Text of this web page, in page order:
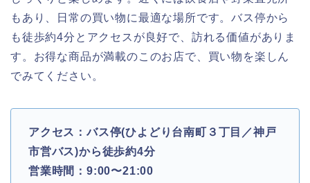
もあり、日常の買い物に最適な場所です。バス停から
も徒歩約4分とアクセスが良好で、訪れる価値がありま
す。お得な商品が満載のこのお店で、買い物を楽しん
でみてください。
アクセス：バス停(ひよどり台南町３丁目／神戸
市営バス)から徒歩約4分
営業時間：9:00〜21:00